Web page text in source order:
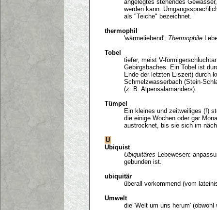
angelegtes stehendes
werden kann.
als "Teiche" bezeichnet.
thermophil
'wärmeliebend': Thermophile
Tobel
tiefer, meist V-
Gebirgsbaches. Ein Tobel ist
Ende der letzten Eiszeit) durch
Schmelzwasserbach (Stein-
(z. B. Alpensalamanders).
Tümpel
Ein kleines und zeitweiliges (!)
die einige Wochen oder gar
austrocknet, bis sie sich im
U
Ubiquist
Ubiquitäres Lebewesen:
gebunden ist.
ubiquitär
überall vorkommend (vom
Umwelt
die 'Welt um uns herum'